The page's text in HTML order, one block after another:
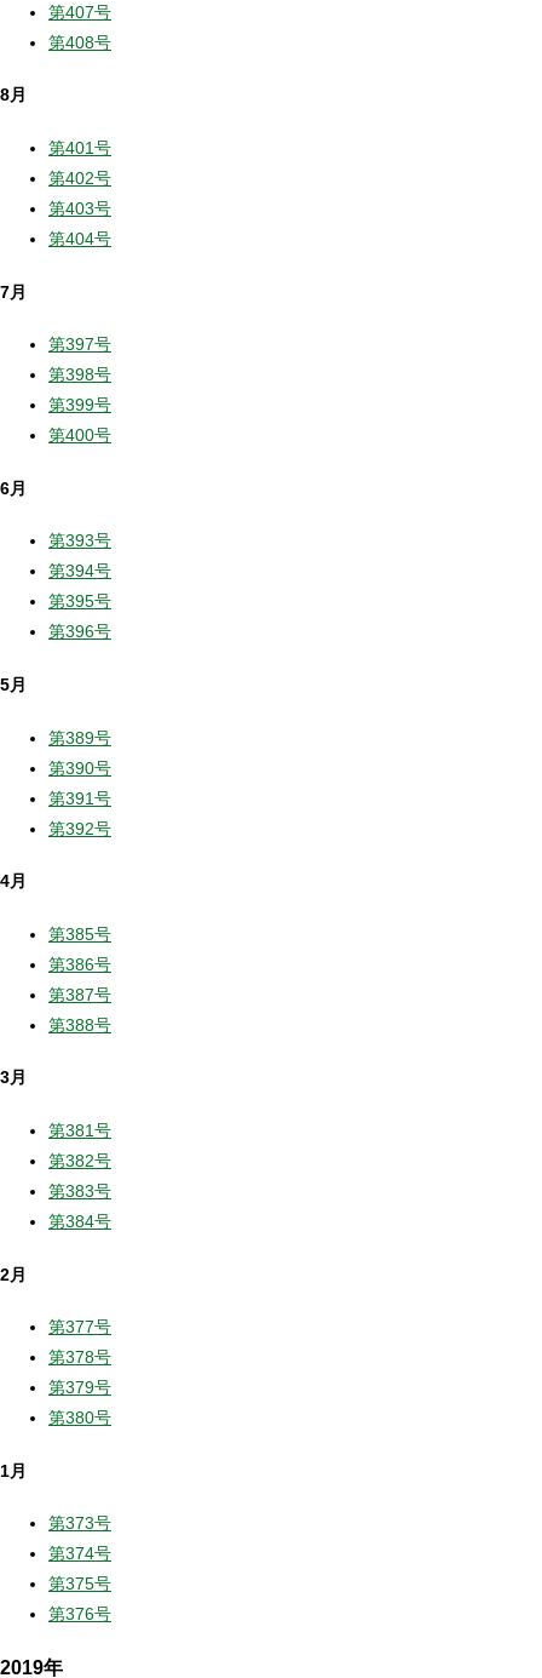
第407号
第408号
8月
第401号
第402号
第403号
第404号
7月
第397号
第398号
第399号
第400号
6月
第393号
第394号
第395号
第396号
5月
第389号
第390号
第391号
第392号
4月
第385号
第386号
第387号
第388号
3月
第381号
第382号
第383号
第384号
2月
第377号
第378号
第379号
第380号
1月
第373号
第374号
第375号
第376号
2019年